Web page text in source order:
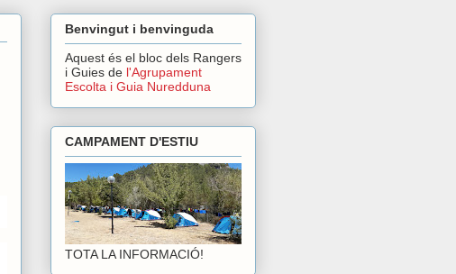
Benvingut i benvinguda
Aquest és el bloc dels Rangers
i Guies de l'Agrupament
Escolta i Guia Nuredduna
CAMPAMENT D'ESTIU
TOTA LA INFORMACIÓ!